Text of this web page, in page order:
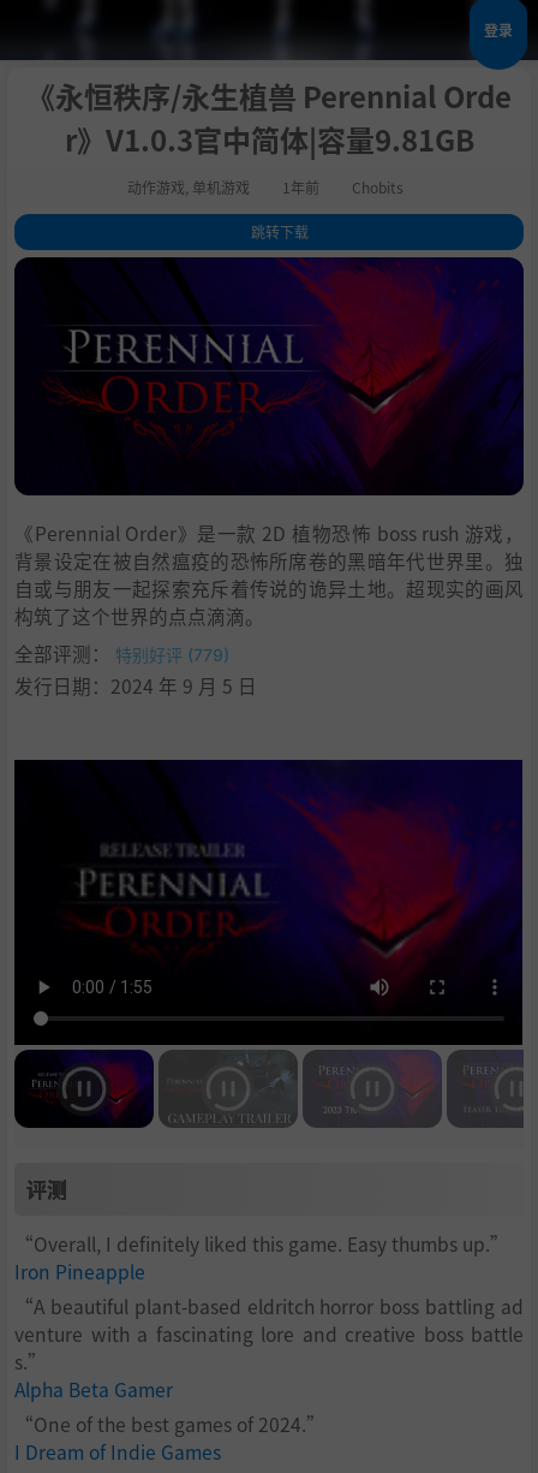
登录
《永恒秩序/永生植兽 Perennial Orde
r》V1.0.3官中简体|容量9.81GB
动作游戏 单机游戏 1年前 Chobits
跳转下载
1.评测
系统需求
支持作者
.中文设置
《Perennial Order》是一款 2D 植物恐怖 boss rush 游戏，
背景设定在被自然瘟疫的恐怖所席卷的黑暗年代世界里。独
自或与朋友一起探索充斥着传说的诡异土地。超现实的画风
构筑了这个世界的点点滴滴。
全部评测：
特别好评 (779)
发行日期：2024 年 9 月 5 日
评测
“Overall, I definitely liked this game. Easy thumbs up.”
Iron Pineapple
“A beautiful plant-based eldritch horror boss battling ad
venture with a fascinating lore and creative boss battle
s.”
Alpha Beta Gamer
“One of the best games of 2024.”
I Dream of Indie Games